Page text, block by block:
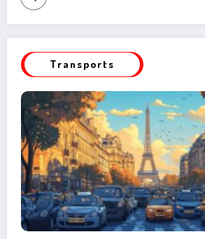
Transports